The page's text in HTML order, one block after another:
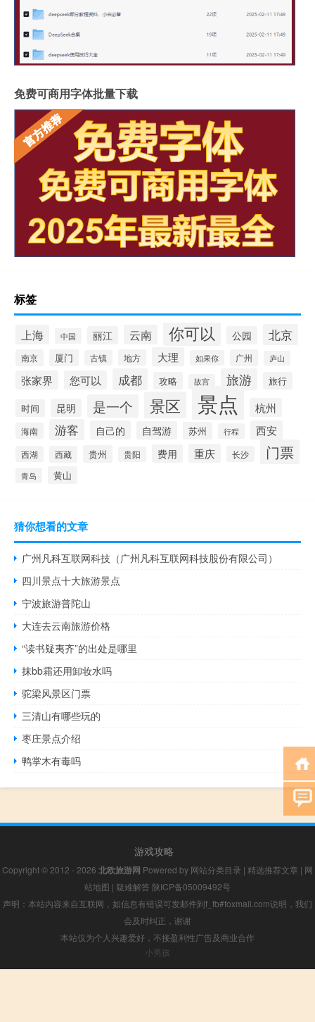
免费可商用字体批量下载
标签
上海 中国 丽江 云南 你可以 公园 北京
南京 厦门 古镇 地方 大理 如果你 广州 庐山
张家界 您可以 成都 攻略 故宫 旅游 旅行
时间 昆明 是一个 景区 景点 杭州
海南 游客 自己的 自驾游 苏州 行程 西安
西湖 西藏 贵州 贵阳 费用 重庆 长沙 门票
青岛 黄山
猜你想看的文章
广州凡科互联网科技（广州凡科互联网科技股份有限公司）
四川景点十大旅游景点
宁波旅游普陀山
大连去云南旅游价格
“读书疑夷齐”的出处是哪里
抹bb霜还用卸妆水吗
驼梁风景区门票
三清山有哪些玩的
枣庄景点介绍
鸭掌木有毒吗
游戏攻略
Copyright © 2012 - 2026 北欧旅游网 Powered by 网站分类目录 | 精选推荐文章 | 网
站地图 | 疑难解答 陕ICP备05009492号
声明：本站内容来自互联网，如信息有错误可发邮件到f_fb#foxmail.com说明，我们
会及时纠正，谢谢
本站仅为个人兴趣爱好，不接盈利性广告及商业合作
小男孩